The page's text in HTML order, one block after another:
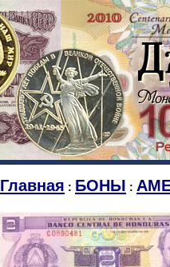
Главная : БОНЫ :